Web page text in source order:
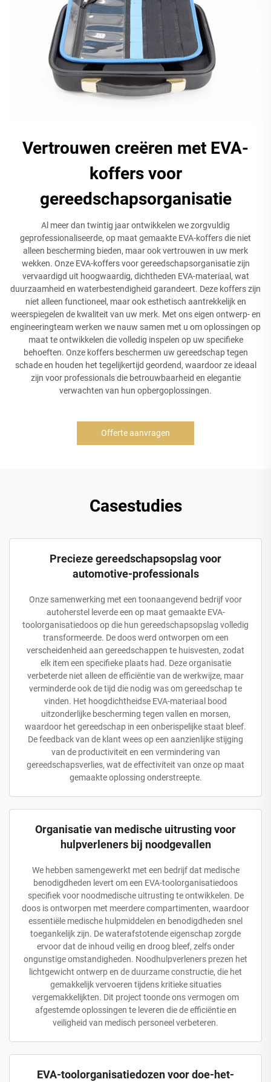
Vertrouwen creëren met EVA-
koffers voor
gereedschapsorganisatie
Al meer dan twintig jaar ontwikkelen we zorgvuldig
geprofessionaliseerde, op maat gemaakte EVA-koffers die niet
alleen bescherming bieden, maar ook vertrouwen in uw merk
wekken. Onze EVA-koffers voor gereedschapsorganisatie zijn
vervaardigd uit hoogwaardig, dichtheden EVA-materiaal, wat
duurzaamheid en waterbestendigheid garandeert. Deze koffers zijn
niet alleen functioneel, maar ook esthetisch aantrekkelijk en
weerspiegelen de kwaliteit van uw merk. Met ons eigen ontwerp- en
engineeringteam werken we nauw samen met u om oplossingen op
maat te ontwikkelen die volledig inspelen op uw specifieke
behoeften. Onze koffers beschermen uw gereedschap tegen
schade en houden het tegelijkertijd geordend, waardoor ze ideaal
zijn voor professionals die betrouwbaarheid en elegantie
verwachten van hun opbergoplossingen.
Offerte aanvragen
Casestudies
Precieze gereedschapsopslag voor
automotive-professionals
Onze samenwerking met een toonaangevend bedrijf voor
autoherstel leverde een op maat gemaakte EVA-
toolorganisatiedoos op die hun gereedschapsopslag volledig
transformeerde. De doos werd ontworpen om een
verscheidenheid aan gereedschappen te huisvesten, zodat
elk item een specifieke plaats had. Deze organisatie
verbeterde niet alleen de efficiëntie van de werkwijze, maar
verminderde ook de tijd die nodig was om gereedschap te
vinden. Het hoogdichtheidse EVA-materiaal bood
uitzonderlijke bescherming tegen vallen en morsen,
waardoor het gereedschap in een onberispelijke staat bleef.
De feedback van de klant wees op een aanzienlijke stijging
van de productiviteit en een vermindering van
gereedschapsverlies, wat de effectiviteit van onze op maat
gemaakte oplossing onderstreepte.
Organisatie van medische uitrusting voor
hulpverleners bij noodgevallen
We hebben samengewerkt met een bedrijf dat medische
benodigdheden levert om een EVA-toolorganisatiedoos
specifiek voor noodmedische uitrusting te ontwikkelen. De
doos is ontworpen met meerdere compartimenten, waardoor
essentiële medische hulpmiddelen en benodigdheden snel
toegankelijk zijn. De waterafstotende eigenschap zorgde
ervoor dat de inhoud veilig en droog bleef, zelfs onder
ongunstige omstandigheden. Noodhulpverleners prezen het
lichtgewicht ontwerp en de duurzame constructie, die het
gemakkelijk vervoeren tijdens kritieke situaties
vergemakkelijkten. Dit project toonde ons vermogen om
afgestemde oplossingen te leveren die de efficiëntie en
veiligheid van medisch personeel verbeteren.
EVA-toolorganisatiedozen voor doe-het-